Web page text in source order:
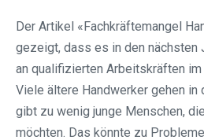
Der Artikel «Fachkräftemangel
gezeigt, dass es in den nächsten
an qualifizierten Arbeitskräften
Viele ältere Handwerker gehen in
gibt zu wenig junge Menschen,
möchten. Das könnte zu